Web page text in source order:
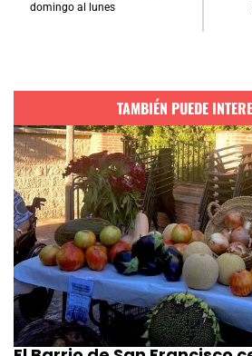
domingo al lunes
TAMBIÉN PUEDE